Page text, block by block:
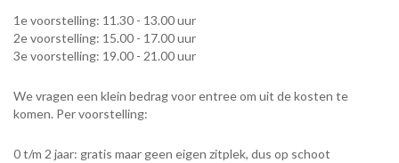
1e voorstelling: 11.30 - 13.00 uur
2e voorstelling: 15.00 - 17.00 uur
3e voorstelling: 19.00 - 21.00 uur
We vragen een klein bedrag voor entree om uit de kosten te
komen. Per voorstelling:
0 t/m 2 jaar: gratis maar geen eigen zitplek, dus op schoot